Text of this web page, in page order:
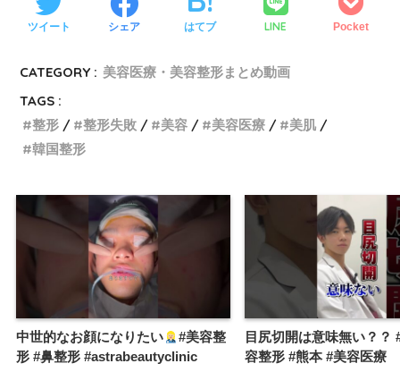
ツイート シェア はてブ LINE Pocket
CATEGORY : 美容医療・美容整形まとめ動画
TAGS :
整形
整形失敗 美容 美容医療
美肌
韓国整形
中世的なお顔になりたい
#美容整
形 #鼻整形 #astrabeautyclinic
目尻切開は意味無い？？
容整形 #熊本 #美容医療